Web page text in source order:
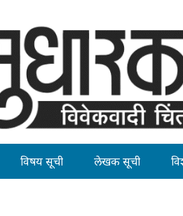
विषय सूची लेखक सूची